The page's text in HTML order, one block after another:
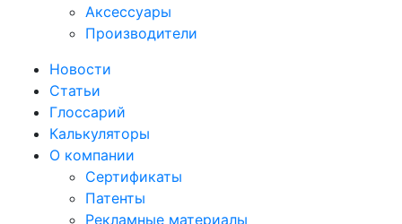
Аксессуары
Производители
Новости
Статьи
Глоссарий
Калькуляторы
О компании
Сертификаты
Патенты
Рекламные материалы